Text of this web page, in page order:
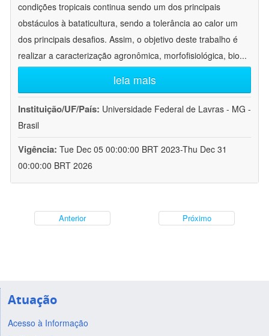
condições tropicais continua sendo um dos principais
obstáculos à bataticultura, sendo a tolerância ao calor um
dos principais desafios. Assim, o objetivo deste trabalho é
realizar a caracterização agronômica, morfofisiológica, bio...
leia mais
Instituição/UF/País: Universidade Federal de Lavras - MG -
Brasil
Vigência: Tue Dec 05 00:00:00 BRT 2023-Thu Dec 31
00:00:00 BRT 2026
Anterior Próximo
Atuação
Acesso à Informação